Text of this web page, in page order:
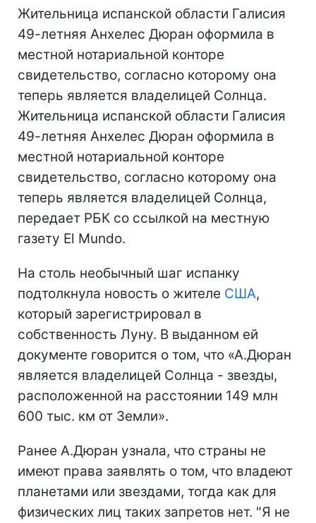
Жительница испанской области Галисия
49-летняя Анхелес Дюран оформила в
местной нотариальной конторе
свидетельство, согласно которому она
теперь является владелицей Солнца.
Жительница испанской области Галисия
49-летняя Анхелес Дюран оформила в
местной нотариальной конторе
свидетельство, согласно которому она
теперь является владелицей Солнца,
передает РБК со ссылкой на местную
газету El Mundo.
На столь необычный шаг испанку
подтолкнула новость о жителе США,
который зарегистрировал в
собственность Луну. В выданном ей
документе говорится о том, что «А.Дюран
является владелицей Солнца - звезды,
расположенной на расстоянии 149 млн
600 тыс. км от Земли».
Ранее А.Дюран узнала, что страны не
имеют права заявлять о том, что владеют
планетами или звездами, тогда как для
физических лиц таких запретов нет. "Я не